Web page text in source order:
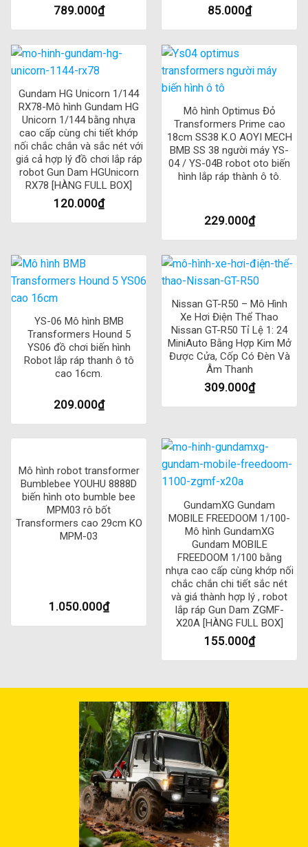
789.000₫ 85.000₫
Gundam HG Unicorn 1/144
RX78-Mô hình Gundam HG
Unicorn 1/144 bằng nhựa
cao cấp cùng chi tiết khớp
nối chắc chắn và sắc nét với
giá cả hợp lý đồ chơi lắp ráp
robot Gun Dam HGUnicorn
RX78 [HÀNG FULL BOX]
120.000₫
Mô hình Optimus Đỏ
Transformers Prime cao
18cm SS38 K.O AOYI MECH
BMB SS 38 người máy YS-
04 / YS-04B robot oto biến
hình lắp ráp thành ô tô.
229.000₫
YS-06 Mô hình BMB
Transformers Hound 5
YS06 đồ chơi biến hình
Robot lắp ráp thanh ô tô
cao 16cm.
209.000₫
Nissan GT-R50 – Mô Hình
Xe Hơi Điện Thể Thao
Nissan GT-R50 Tỉ Lệ 1: 24
MiniAuto Bằng Hợp Kim Mở
Được Cửa, Cốp Có Đèn Và
Âm Thanh
309.000₫
Mô hình robot transformer
Bumblebee YOUHU 8888D
biến hình oto bumble bee
MPM03 rô bốt
Transformers cao 29cm KO
MPM-03
1.050.000₫
GundamXG Gundam
MOBILE FREEDOOM 1/100-
Mô hình GundamXG
Gundam MOBILE
FREEDOOM 1/100 bằng
nhựa cao cấp cùng khớp nối
chắc chắn chi tiết sắc nét
và giá thành hợp lý , robot
lắp ráp Gun Dam ZGMF-
X20A [HÀNG FULL BOX]
155.000₫